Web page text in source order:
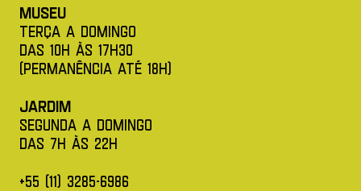
Museu
Terça a Domingo
das 10h àS 17h30
(permanência até 18h)
Jardim
Segunda a Domingo
das 7h àS 22H
+55 (11) 3285-6986